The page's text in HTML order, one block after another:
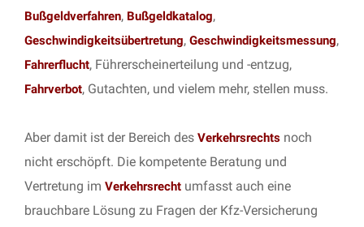
Bußgeldverfahren, Bußgeldkatalog,
Geschwindigkeitsübertretung, Geschwindigkeitsmessung,
Fahrerflucht, Führerscheinerteilung und -entzug,
Fahrverbot, Gutachten, und vielem mehr, stellen muss.
Aber damit ist der Bereich des Verkehrsrechts noch
nicht erschöpft. Die kompetente Beratung und
Vertretung im Verkehrsrecht umfasst auch eine
brauchbare Lösung zu Fragen der Kfz-Versicherung